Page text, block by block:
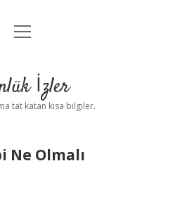
Anasayfa
Uyarı
menüyü
İzler
tat katan kısa bilgiler.
Ne Olmalı